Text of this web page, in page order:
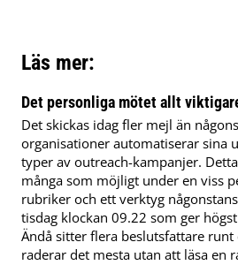
Läs mer:
Det personliga mötet allt
Det skickas idag fler mejl än
organisationer automatiserar sina
typer av outreach-kampanjer.
många som möjligt under en viss
rubriker och ett verktyg
tisdag klockan 09.22 som ger
Ändå sitter flera beslutsfattare
raderar det mesta utan att läsa en